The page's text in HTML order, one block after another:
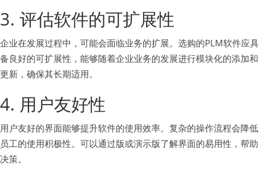
3. 评估软件的可扩展性
企业在发展过程中，可能会面临业务的扩展。选购的PLM软件应具
备良好的可扩展性，能够随着企业业务的发展进行模块化的添加和
更新，确保其长期适用。
4. 用户友好性
用户友好的界面能够提升软件的使用效率。复杂的操作流程会降低
员工的使用积极性。可以通过版或演示版了解界面的易用性，帮助
决策。